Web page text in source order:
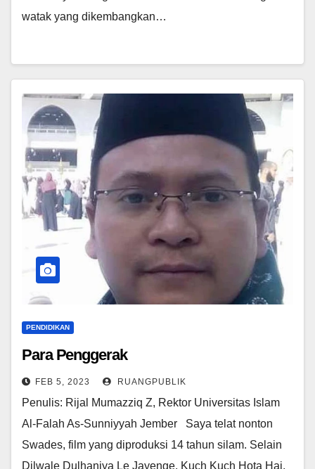
watak yang dikembangkan…
PENDIDIKAN
Para Penggerak
FEB 5, 2023 RUANGPUBLIK
Penulis: Rijal Mumazziq Z, Rektor Universitas Islam
Al-Falah As-Sunniyyah Jember Saya telat nonton
Swades, film yang diproduksi 14 tahun silam. Selain
Dilwale Dulhaniya Le Jayenge, Kuch Kuch Hota Hai,